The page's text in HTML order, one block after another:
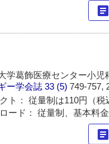
article
学葛飾医療センター小児
ー学会誌 33 (5)749-757,
ト： 従量制は110円（税
ード： 従量制、基本料
article